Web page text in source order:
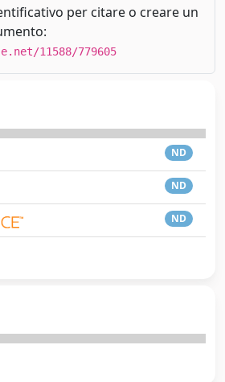
per citare o creare un
11588/779605
ND
ND
ND